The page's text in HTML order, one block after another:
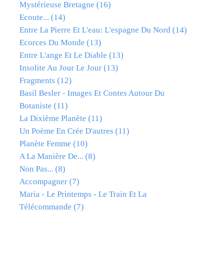
Mystérieuse Bretagne (16)
Ecoute... (14)
Entre La Pierre Et L'eau: L'espagne Du Nord (14)
Ecorces Du Monde (13)
Entre L'ange Et Le Diable (13)
Insolite Au Jour Le Jour (13)
Fragments (12)
Basil Besler - Images Et Contes Autour Du
Botaniste (11)
La Dixième Planète (11)
Un Poème En Crée D'autres (11)
Planète Femme (10)
A La Manière De... (8)
Non Pas... (8)
Accompagner (7)
Maria - Le Printemps - Le Train Et La
Télécommande (7)